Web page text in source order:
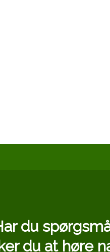
du
du at høre